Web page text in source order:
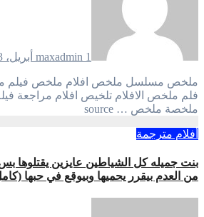
maxadmin 1 أبريل، 2023
ملخص مسلسل ملخص افلام ملخص فيلم ملخصات افلام ملخص
فلم ملخص الافلام تلخيص افلام مراجعة
ملخصة ملخص … source
أفلام مترجمة
بنت جميله كل الشياطين عايزين يقتلوها
من العدم بيقرر يحميها وبيوقع في حبها